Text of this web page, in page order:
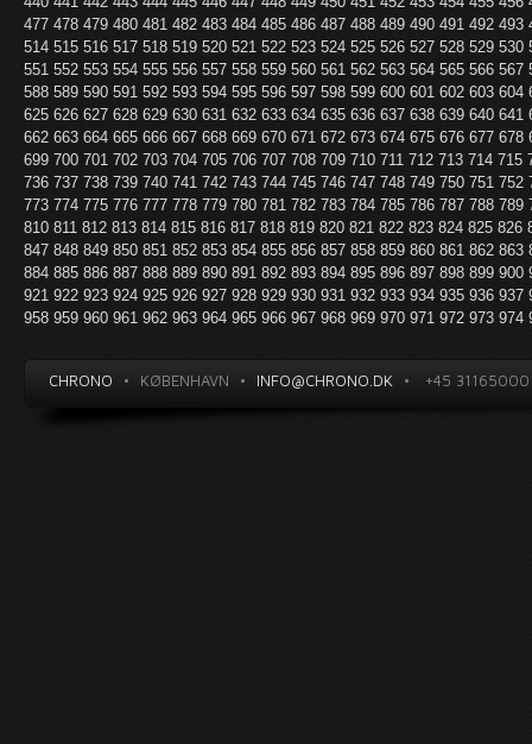
477 478 479 480 481 482 483 484 485 486 487 488 489 490 491 492 493
514 515 516 517 518 519 520 521 522 523 524 525 526 527 528 529 530
551 552 553 554 555 556 557 558 559 560 561 562 563 564 565 566 567
588 589 590 591 592 593 594 595 596 597 598 599 600 601 602 603 604
625 626 627 628 629 630 631 632 633 634 635 636 637 638 639 640 641
662 663 664 665 666 667 668 669 670 671 672 673 674 675 676 677 678
699 700 701 702 703 704 705 706 707 708 709 710 711 712 713 714 715
736 737 738 739 740 741 742 743 744 745 746 747 748 749 750 751 752
773 774 775 776 777 778 779 780 781 782 783 784 785 786 787 788 789
810 811 812 813 814 815 816 817 818 819 820 821 822 823 824 825 826
847 848 849 850 851 852 853 854 855 856 857 858 859 860 861 862 863
884 885 886 887 888 889 890 891 892 893 894 895 896 897 898 899 900
921 922 923 924 925 926 927 928 929 930 931 932 933 934 935 936 937
958 959 960 961 962 963 964 965 966 967 968 969 970 971 972 973 974
CHRONO • KØBENHAVN • INFO@CHRONO.DK • +45 31165000